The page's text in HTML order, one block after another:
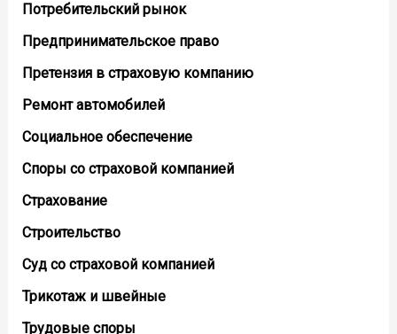
Потребительский рынок
Предпринимательское право
Претензия в страховую компанию
Ремонт автомобилей
Социальное обеспечение
Споры со страховой компанией
Страхование
Строительство
Суд со страховой компанией
Трикотаж и швейные
Трудовые споры